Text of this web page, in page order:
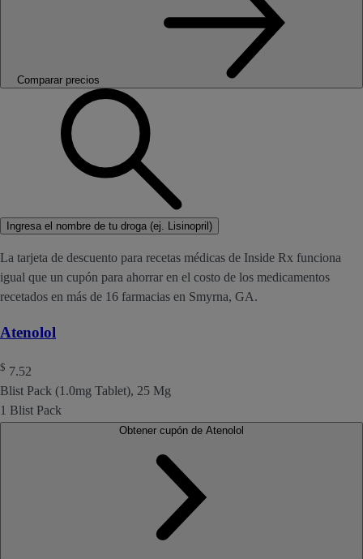
Comparar precios
Ingresa el nombre de tu droga (ej. Lisinopril)
La tarjeta de descuento para recetas médicas de Inside Rx funciona
igual que un cupón para ahorrar en el costo de los medicamentos
recetados en más de 16 farmacias en Smyrna, GA.
Atenolol
$ 7.52
Blist Pack (1.0mg Tablet), 25 Mg
1 Blist Pack